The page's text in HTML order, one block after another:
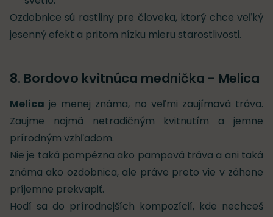
Ozdobnice sú rastliny pre človeka, ktorý chce veľký
jesenný efekt a pritom nízku mieru starostlivosti.
8. Bordovo kvitnúca mednička - Melica
Melica je menej známa, no veľmi zaujímavá tráva.
Zaujme najmä netradičným kvitnutím a jemne
prírodným vzhľadom.
Nie je taká pompézna ako pampová tráva a ani taká
známa ako ozdobnica, ale práve preto vie v záhone
príjemne prekvapiť.
Hodí sa do prírodnejších kompozícií, kde nechceš